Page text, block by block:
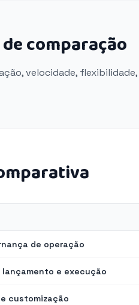
comparação
velocidade,
de operação
lançamento e execução
customização